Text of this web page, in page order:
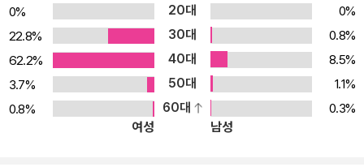
0%
20대
0%
22.8%
30대
0.8%
62.2%
40대
8.5%
3.7%
50대
1.1%
0.8%
60대
0.3%
여성
남성